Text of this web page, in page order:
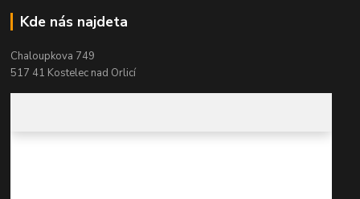
Kde nás najdeta
Chaloupkova 749
517 41 Kostelec nad Orlicí